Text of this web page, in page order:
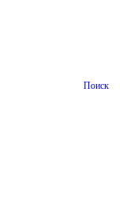
Поиск